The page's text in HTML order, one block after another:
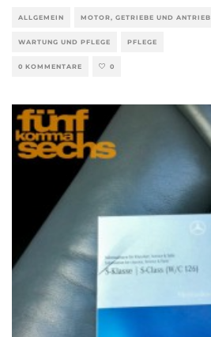
ALLGEMEIN MOTOR, GETRIEBE UND ANTRIEB
WARTUNG UND PFLEGE PFLEGE
0 KOMMENTARE 0